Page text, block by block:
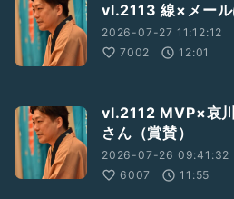
vl.2113 線×メー
2026-07-27 11:12:12
7002
12:01
vl.2112 MVP×哀
さん（賞賛）
2026-07-26 09:41:32
6007
11:55